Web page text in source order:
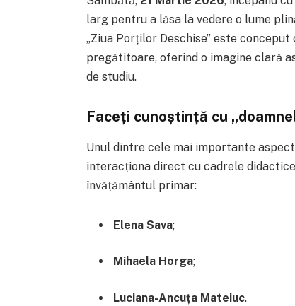
larg pentru a lăsa la vedere o lume
„Ziua Porților Deschise” este
pregătitoare, oferind o imagine clară
de studiu.
Faceți cunoștință cu
Unul dintre cele mai importante
interacționa direct cu cadrele
învățământul primar:
Elena Sava;
Mihaela Horga;
Luciana-Ancuța Mateiuc.